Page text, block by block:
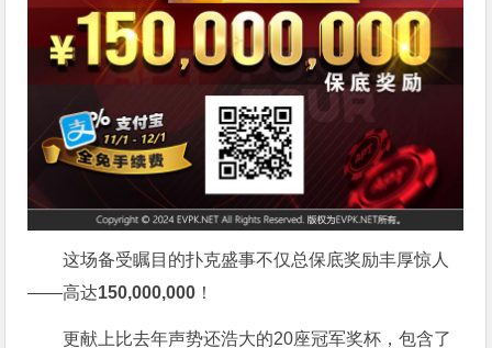
这场备受瞩目的扑克盛事不仅总保底奖励丰厚惊人
——高达150,000,000 ！
更献上比去年声势还浩大的20座冠军奖杯，包含了